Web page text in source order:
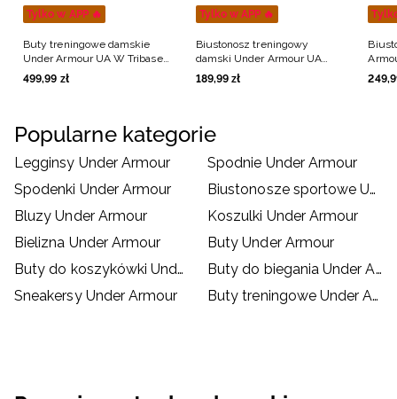
Tylko w APP 🔥
Buty treningowe damskie
Under Armour UA W Tribase
Reign 6 - czarne
499,99 zł
Tylko w APP 🔥
Biustonosz treningowy
damski Under Armour UA
Infinity Low 2.0 Bra - czarny
189,99 zł
Bra -
249,
Popularne kategorie
Legginsy Under Armour
Spodnie Under Armour
Spodenki Under Armour
Biustonosze sportowe Under Armour
Bluzy Under Armour
Koszulki Under Armour
Bielizna Under Armour
Buty Under Armour
Buty do koszykówki Under Armour
Buty do biegania Under Armour
Sneakersy Under Armour
Buty treningowe Under Armour